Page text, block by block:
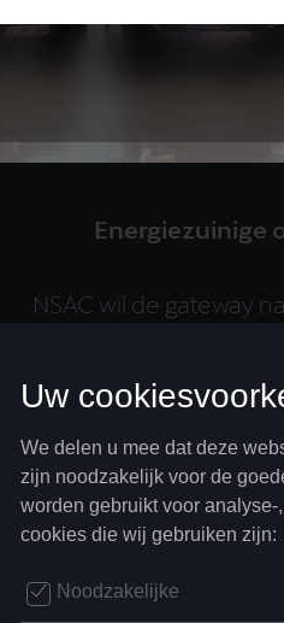
Energiezuinige
NSAC wil de gateway
om hen een
bieden naar de
Oostende, Brugge en
bedienen we ook de
Vlaanderen en naar
gecreëerd, maar ook de